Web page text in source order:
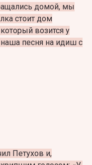
домой, мы
стоит дом
возится у
песня на идиш с
Петухов и,